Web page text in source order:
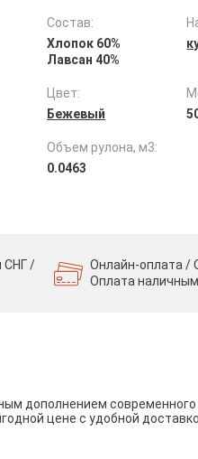
Состав:
Хлопок 60%
Лавсан 40%
Цвет:
Бежевый
Объем рулона, м3:
0.0463
СНГ /
Онлайн-оплата /
Оплата
дополнением современного
цене с удобной